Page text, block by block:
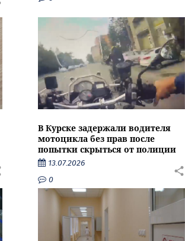
В Курске задержали водителя
мотоцикла без прав после
попытки скрыться от полиции
13.07.2026
0